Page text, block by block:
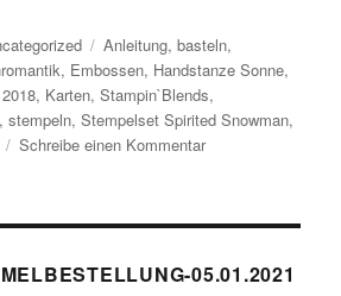
Schlagwörter
Anleitung,basteln,
, Embossen, Handstanze Sonne,
, Karten,Stampin`Blends,
,stempeln,Stempelset Spirited Snowman,
Schreibe einen Kommentarzu
von
Monatskit
05.01.2021